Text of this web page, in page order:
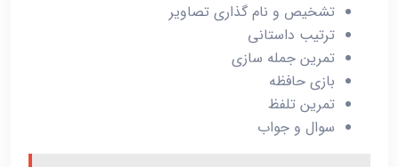
تشخیص و نام‌ گذاری تصاویر
ترتیب داستانی
تمرین جمله ‌سازی
بازی حافظه
تمرین تلفظ
سوال و جواب